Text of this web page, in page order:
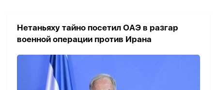
Нетаньяху тайно посетил ОАЭ в разгар
военной операции против Ирана